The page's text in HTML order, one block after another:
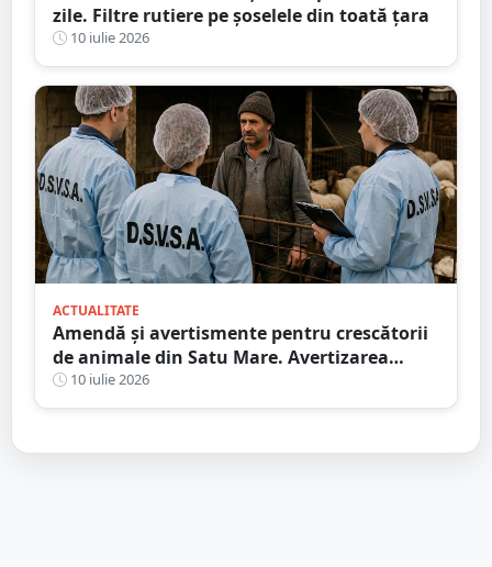
zile. Filtre rutiere pe șoselele din toată țara
10 iulie 2026
ACTUALITATE
Amendă și avertismente pentru crescătorii
de animale din Satu Mare. Avertizarea
venită de la DSVSA
10 iulie 2026